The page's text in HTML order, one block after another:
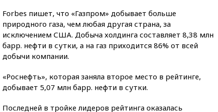
Forbes пишет, что «Газпром» добывает больше
природного газа, чем любая другая страна, за
исключением США. Добыча холдинга составляет 8,38 млн
барр. нефти в сутки, а на газ приходится 86% от всей
добычи компании.
«Роснефть», которая заняла второе место в рейтинге,
добывает 5,07 млн барр. нефти в сутки.
Последней в тройке лидеров рейтинга оказалась